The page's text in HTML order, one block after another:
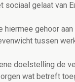
gelaat van
gehoor
tussen
doelstelling de
wat betreft